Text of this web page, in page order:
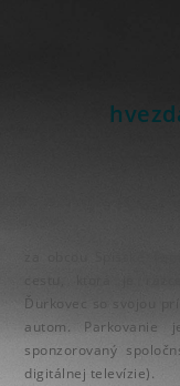
Ďurkovec so svojou
autom.
sponzorovaný
digitálnej televízie).